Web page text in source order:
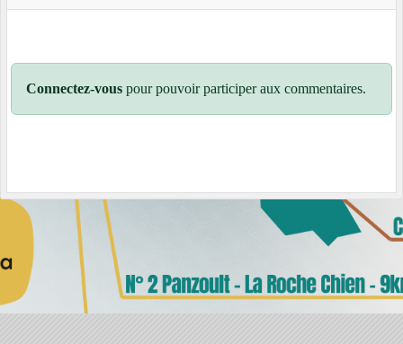
Connectez-vous pour pouvoir participer aux commentaires.